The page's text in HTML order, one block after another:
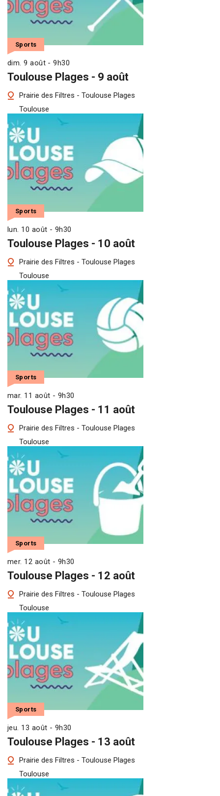
Toulouse Plages - 9 août
Sports
dim. 9 août - 9h30
Prairie des Filtres - Toulouse Plages
Toulouse
Toulouse Plages - 10 août
Sports
lun. 10 août - 9h30
Prairie des Filtres - Toulouse Plages
Toulouse
Toulouse Plages - 11 août
Sports
mar. 11 août - 9h30
Prairie des Filtres - Toulouse Plages
Toulouse
Toulouse Plages - 12 août
Sports
mer. 12 août - 9h30
Prairie des Filtres - Toulouse Plages
Toulouse
Toulouse Plages - 13 août
Sports
jeu. 13 août - 9h30
Prairie des Filtres - Toulouse Plages
Toulouse